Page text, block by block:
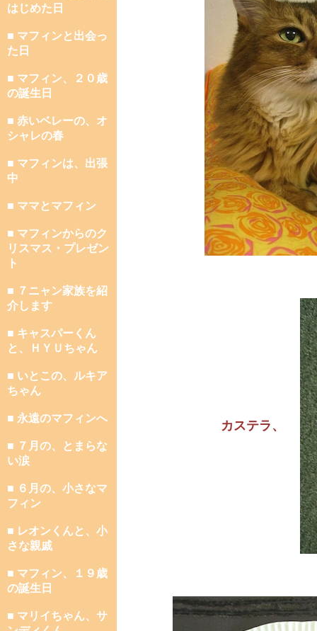
はじめた日
■ マフィンと出会っ
た日
■ マフィン、２０歳
の誕生日
■ 赤いベレーの、オ
シャレの春
■ マフィンは、出張
中
■ ママとマフィン
■ マフィンからのク
リスマス・プレゼン
ト
■ ７ニャン家族を紹
介します
■ キャスパーくん
と、ＨＹＵちゃん
■ いとこの、ルキア
ちゃん
■ 永遠のマフィンへ
■ ７月の、とまらな
い涙
■ ６月の、小さなマ
フィン
■ レオンくんと、小
さな親戚
■ マフィン、１９歳
の誕生日
■ マリイちゃん、サ
カステラ、